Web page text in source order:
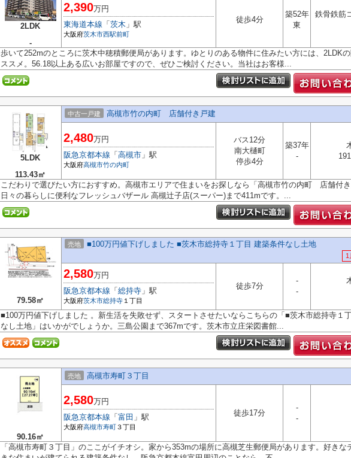
2LDK
-
2,390万円
東海道本線 「 茨木 」駅
大阪府茨木市西駅前町
徒歩4分
築52年
東
鉄骨鉄筋
歩いて252mのところに茨木中穂積郵便局があります。ゆとりのある物件に住みたい方には、2LDK
ススメ。56.18以上ある広いお部屋ですので、ぜひご検討ください。当社はお客様...
5LDK
113.43㎡
中古一戸建 高槻市竹の内町 店舗付き戸建
2,480万円
阪急京都本線 「 高槻市 」駅
大阪府高槻市竹の内町
バス12分
南大樋町
停歩4分
築37年
-
こだわりで選びたい方におすすめ。高槻市エリアで住まいをお探しなら「高槻市竹の内町 店舗付き
日々の暮らしに便利なフレッシュバザール 高槻辻子店(スーパー)まで411mです。...
79.58㎡
売地 ■100万円値下げしました ■茨木市総持寺１丁目 建築条件なし土地
1
2,580万円
阪急京都本線 「 総持寺 」駅
大阪府茨木市総持寺 １丁目
徒歩7分
-
-
■100万円値下げしました 。新生活を失敗せず、スタートさせたいならこちらの「■茨木市総持寺１
なし土地」はいかがでしょうか。三島公園まで367mです。茨木市立庄栄図書館...
90.16㎡
売地 高槻市寿町３丁目
2,580万円
阪急京都本線 「 富田 」駅
大阪府高槻市寿町 ３丁目
徒歩17分
-
-
「高槻市寿町３丁目」のここがイチオシ。家から353mの場所に高槻芝生郵便局があります。好きな